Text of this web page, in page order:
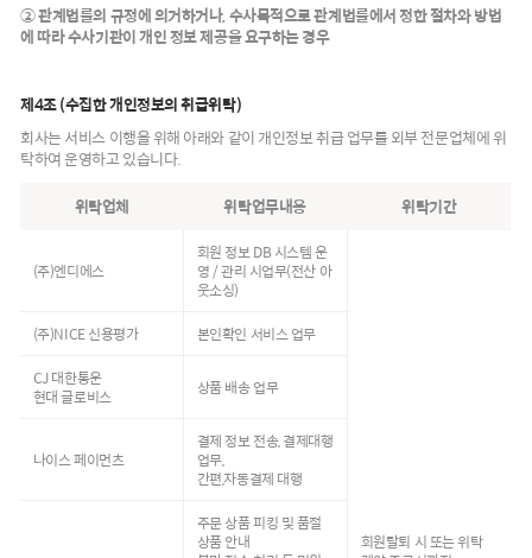
② 관계법률의 규정에 의거하거나, 수사목적으로 관계법률에서 정한 절차와 방법
에 따라 수사기관이 개인 정보 제공을 요구하는 경우
제4조 (수집한 개인정보의 취급위탁)
회사는 서비스 이행을 위해 아래와 같이 개인정보 취급 업무를 외부 전문업체에 위
탁하여 운영하고 있습니다.
위탁업체
위탁업무내용 위탁기간
(주)엔디에스
회원 정보 DB 시스템 운
영 / 관리 시업무(전산 아
웃소싱)
회원탈퇴 시 또는 위탁
(주)NICE 신용평가 본인확인 서비스 업무
CJ 대한통운
현대 글로비스
상품 배송 업무
나이스 페이먼츠
결제 정보 전송, 결제대행
업무,
간편,자동결제 대행
주문 상품 피킹 및 품절
상품 안내